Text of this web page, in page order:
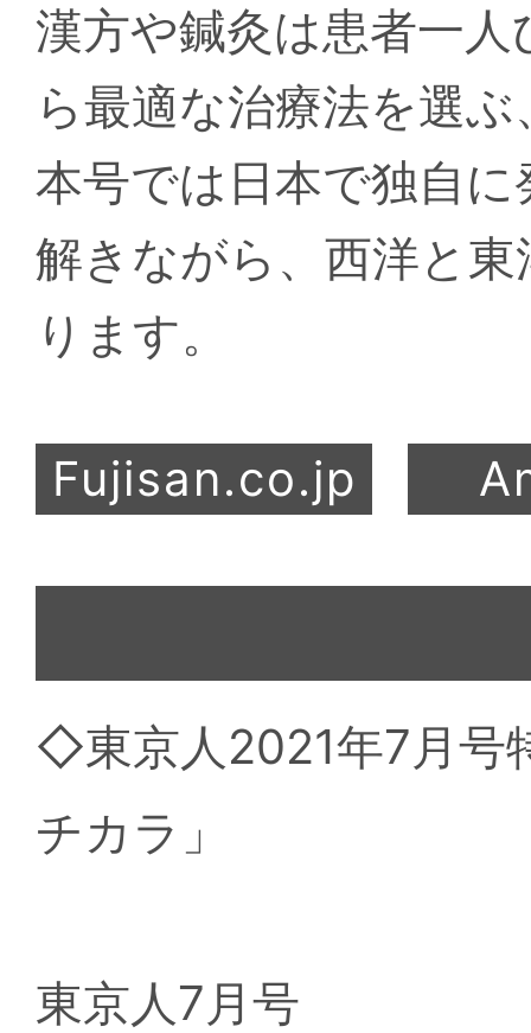
漢方や鍼灸は患者一
ら最適な治療法を選
本号では日本で独自
解きながら、西洋と
ります。
◇東京人2021年7月号
チカラ」
東京人7月号